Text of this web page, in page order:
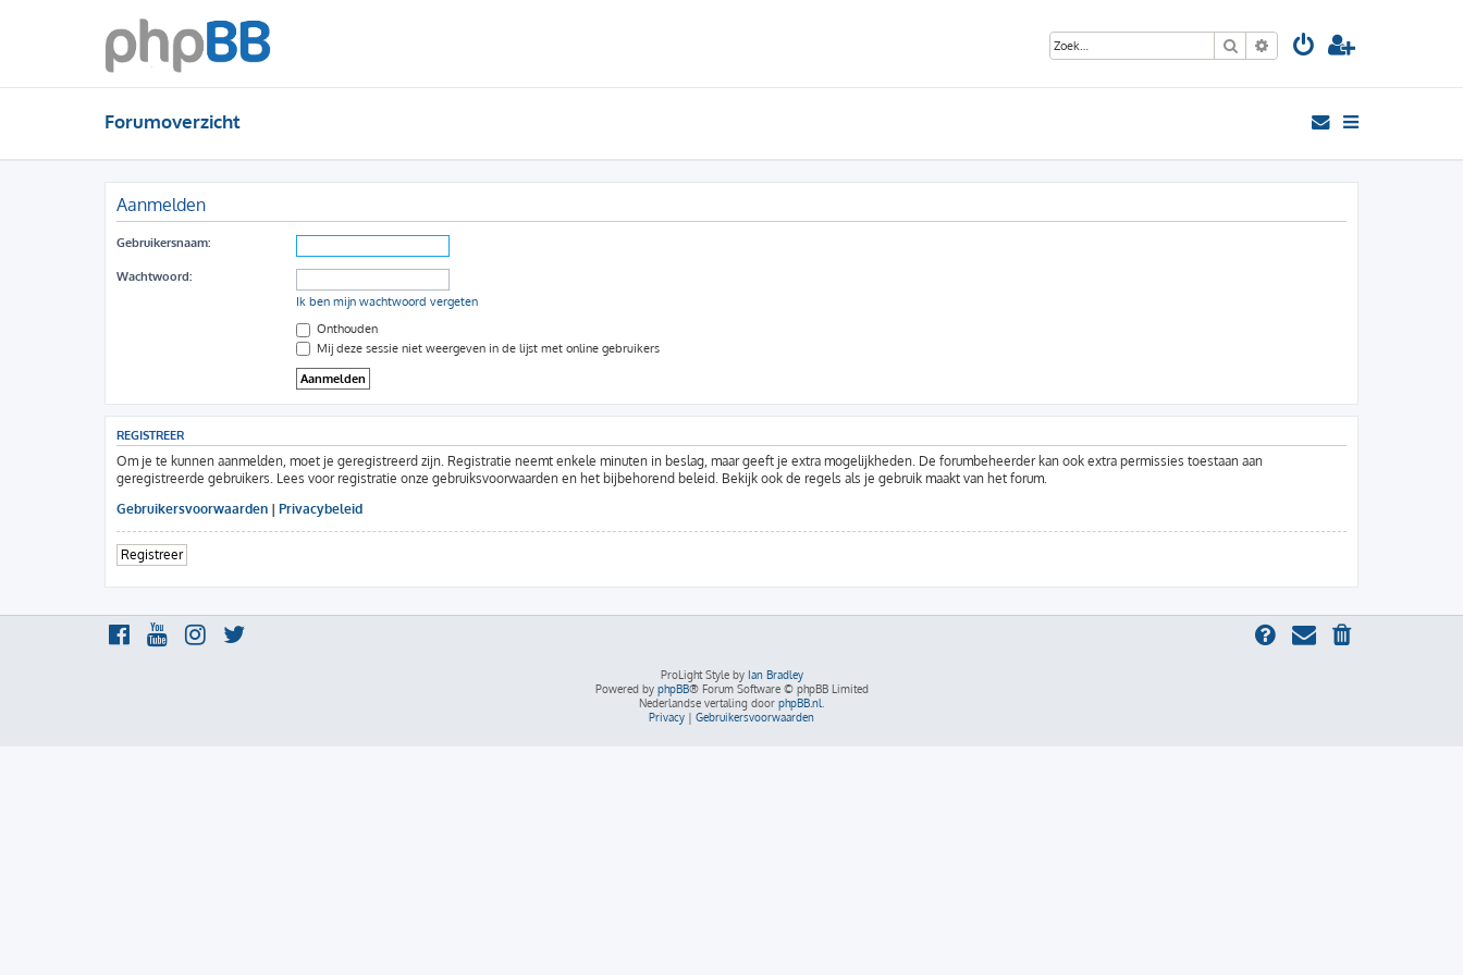
Zoek Uitgebreid zoeken
Forumoverzicht
Aanmelden
Gebruikersnaam:
Wachtwoord:
Ik ben mijn wachtwoord vergeten
Onthouden
Mij deze sessie niet weergeven in de lijst met online gebruikers
REGISTREER
Om je te kunnen aanmelden, moet je geregistreerd zijn. Registratie neemt enkele minuten in beslag, maar geeft je extra mogelijkheden. De forumbeheerder kan ook extra permissies toestaan aan
geregistreerde gebruikers. Lees voor registratie onze gebruiksvoorwaarden en het bijbehorend beleid. Bekijk ook de regels als je gebruik maakt van het forum.
Gebruikersvoorwaarden | Privacybeleid
Registreer
ProLight Style by Ian Bradley
Powered by phpBB® Forum Software © phpBB Limited
Nederlandse vertaling door phpBB.nl
Privacy | Gebruikersvoorwaarden